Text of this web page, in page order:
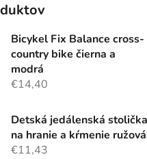
Bicykel Fix Balance cross-
country bike čierna a
modrá
€14,40
Detská jedálenská stolička
na hranie a kŕmenie ružová
€11,43